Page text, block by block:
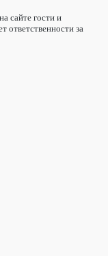
сайте гости и
ответственности за